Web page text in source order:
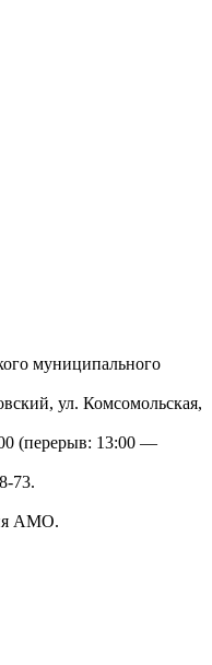
муниципального
ул. Комсомольская,
(перерыв: 13:00 —
73.
АМО.